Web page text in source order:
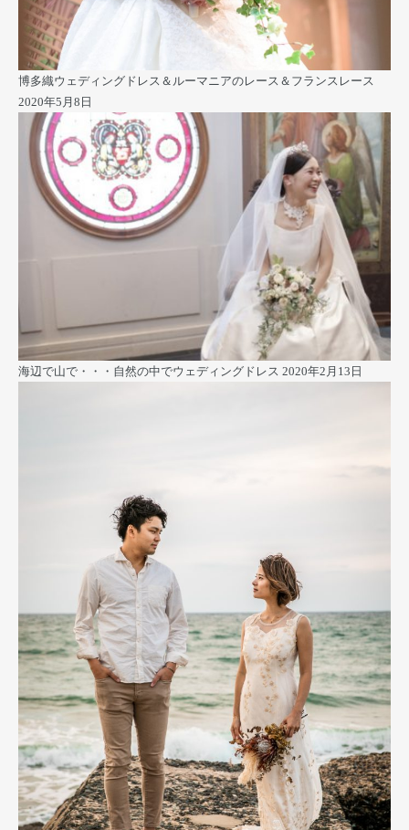
博多織ウェディングドレス＆ルーマニアのレース＆フランスレース
2020年5月8日
海辺で山で・・・自然の中でウェディングドレス 2020年2月13日